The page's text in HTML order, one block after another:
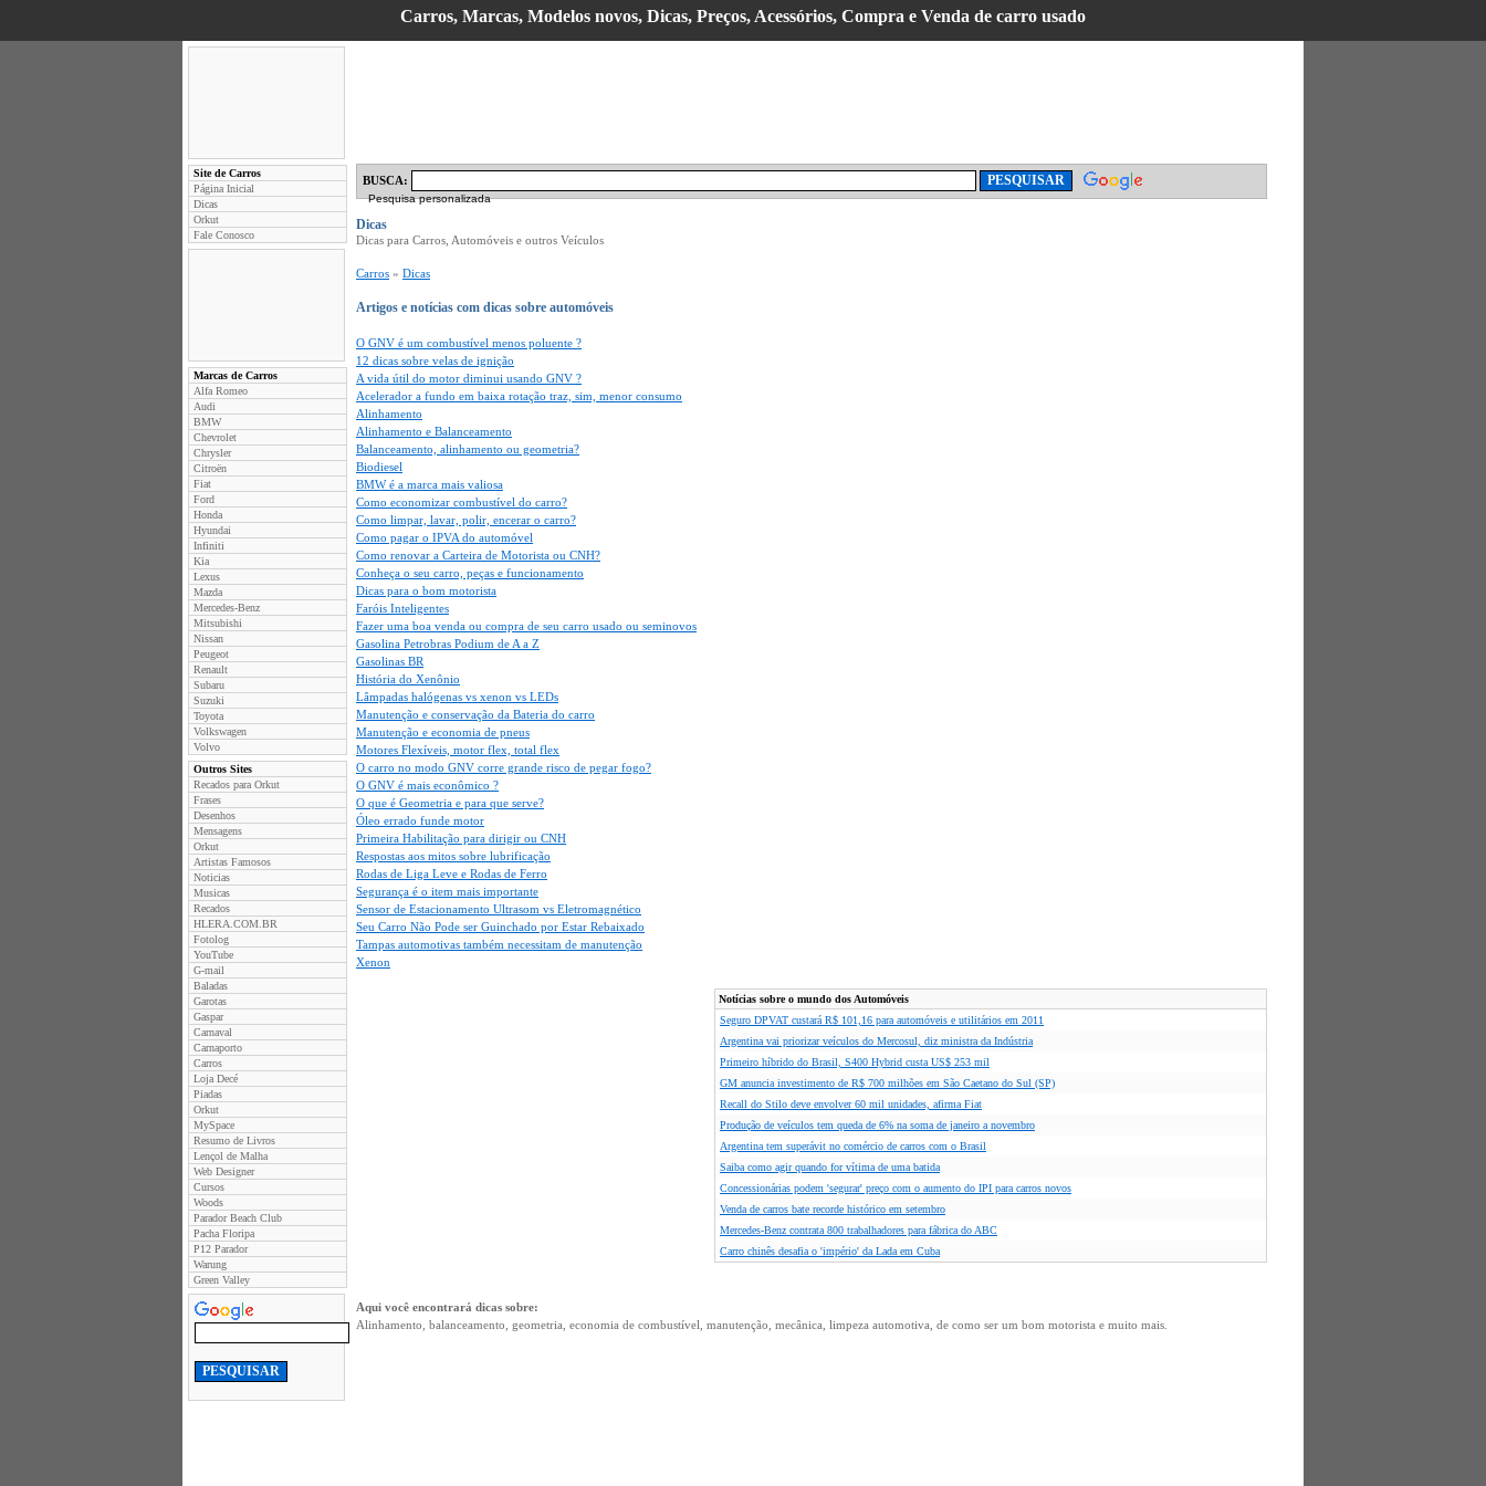
Carros, Marcas, Modelos novos, Dicas, Preços, Acessórios, Compra e Venda de carro usado
Site de Carros
Página Inicial
Dicas
Orkut
Fale Conosco
Marcas de Carros
Alfa Romeo
Audi
BMW
Chevrolet
Chrysler
Citroën
Fiat
Ford
Honda
Hyundai
Infiniti
Kia
Lexus
Mazda
Mercedes-Benz
Mitsubishi
Nissan
Peugeot
Renault
Subaru
Suzuki
Toyota
Volkswagen
Volvo
Outros Sites
Recados para Orkut
Frases
Desenhos
Mensagens
Orkut
Artistas Famosos
Noticias
Musicas
Recados
HLERA.COM.BR
Fotolog
YouTube
G-mail
Baladas
Garotas
Gaspar
Carnaval
Carnaporto
Carros
Loja Decé
Piadas
Orkut
MySpace
Resumo de Livros
Lençol de Malha
Web Designer
Cursos
Woods
Parador Beach Club
Pacha Floripa
P12 Parador
Warung
Green Valley
BUSCA:
Pesquisa personalizada
Dicas
Dicas para Carros, Automóveis e outros Veículos
Carros » Dicas
Artigos e notícias com dicas sobre automóveis
O GNV é um combustível menos poluente ?
12 dicas sobre velas de ignição
A vida útil do motor diminui usando GNV ?
Acelerador a fundo em baixa rotação traz, sim, menor consumo
Alinhamento
Alinhamento e Balanceamento
Balanceamento, alinhamento ou geometria?
Biodiesel
BMW é a marca mais valiosa
Como economizar combustível do carro?
Como limpar, lavar, polir, encerar o carro?
Como pagar o IPVA do automóvel
Como renovar a Carteira de Motorista ou CNH?
Conheça o seu carro, peças e funcionamento
Dicas para o bom motorista
Faróis Inteligentes
Fazer uma boa venda ou compra de seu carro usado ou seminovos
Gasolina Petrobras Podium de A a Z
Gasolinas BR
História do Xenônio
Lâmpadas halógenas vs xenon vs LEDs
Manutenção e conservação da Bateria do carro
Manutenção e economia de pneus
Motores Flexíveis, motor flex, total flex
O carro no modo GNV corre grande risco de pegar fogo?
O GNV é mais econômico ?
O que é Geometria e para que serve?
Óleo errado funde motor
Primeira Habilitação para dirigir ou CNH
Respostas aos mitos sobre lubrificação
Rodas de Liga Leve e Rodas de Ferro
Segurança é o item mais importante
Sensor de Estacionamento Ultrasom vs Eletromagnético
Seu Carro Não Pode ser Guinchado por Estar Rebaixado
Tampas automotivas também necessitam de manutenção
Xenon
Notícias sobre o mundo dos Automóveis
Seguro DPVAT custará R$ 101,16 para automóveis e utilitários em 2011
Argentina vai priorizar veículos do Mercosul, diz ministra da Indústria
Primeiro híbrido do Brasil, S400 Hybrid custa US$ 253 mil
GM anuncia investimento de R$ 700 milhões em São Caetano do Sul (SP)
Recall do Stilo deve envolver 60 mil unidades, afirma Fiat
Produção de veículos tem queda de 6% na soma de janeiro a novembro
Argentina tem superávit no comércio de carros com o Brasil
Saiba como agir quando for vítima de uma batida
Concessionárias podem 'segurar' preço com o aumento do IPI para carros novos
Venda de carros bate recorde histórico em setembro
Mercedes-Benz contrata 800 trabalhadores para fábrica do ABC
Carro chinês desafia o 'império' da Lada em Cuba
Aqui você encontrará dicas sobre:
Alinhamento, balanceamento, geometria, economia de combustível, manutenção, mecânica, limpeza automotiva, de como ser um bom motorista e muito mais.